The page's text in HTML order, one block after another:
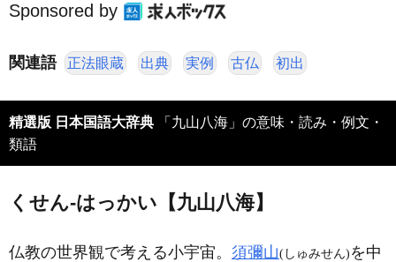
Sponsored by
関連語 正法眼蔵 出典 実例 古仏 初出
精選版 日本国語大辞典
類語
くせん‐はっかい【九山八海】
仏教の世界観で考える小宇宙。 須彌山(しゅみせん)を中